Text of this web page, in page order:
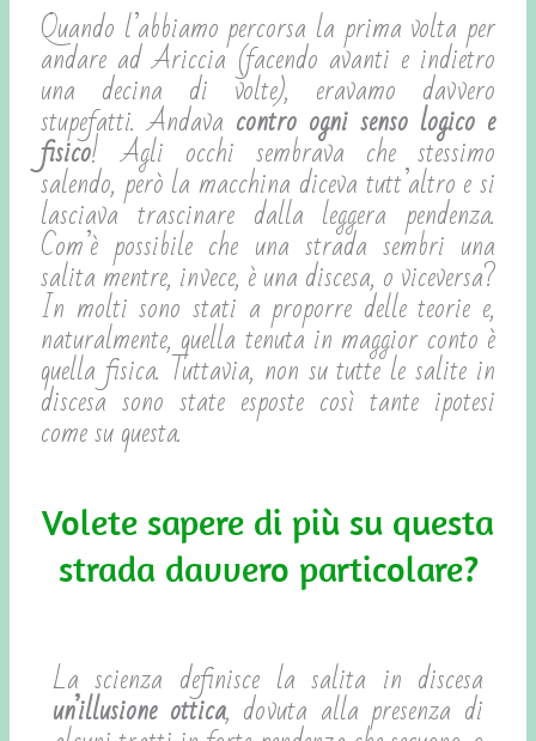
Quando l’abbiamo percorsa la prima volta per
andare ad Ariccia (facendo avanti e indietro
una decina di volte), eravamo davvero
stupefatti. Andava contro ogni senso logico e
fisico! Agli occhi sembrava che stessimo
salendo, però la macchina diceva tutt’altro e si
lasciava trascinare dalla leggera pendenza.
Com’è possibile che una strada sembri una
salita mentre, invece, è una discesa, o viceversa?
In molti sono stati a proporre delle teorie e,
naturalmente, quella tenuta in maggior conto è
quella fisica. Tuttavia, non su tutte le salite in
discesa sono state esposte così tante ipotesi
come su questa.
Volete sapere di più su questa
strada davvero particolare?
La scienza definisce la salita in discesa
un’illusione ottica, dovuta alla presenza di